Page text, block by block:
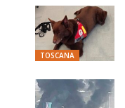
TOSCANA